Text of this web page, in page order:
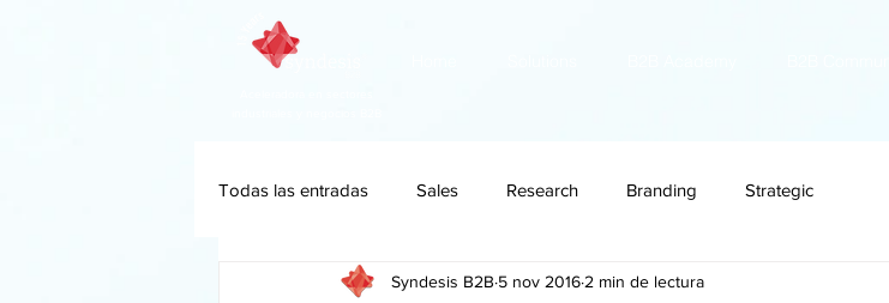
Todas las entradas Sales Research Branding Strategic
Syndesis B2B 5 nov 2016 2 min de lectura